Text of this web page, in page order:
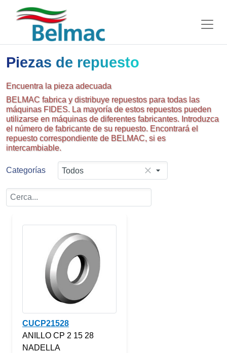
Piezas de repuesto
Encuentra la pieza adecuada
BELMAC fabrica y distribuye repuestos para todas las
máquinas FIDES. La mayoría de estos repuestos pueden
utilizarse en máquinas de diferentes fabricantes. Introduzca
el número de fabricante de su repuesto. Encontrará el
repuesto correspondiente de BELMAC, si es
intercambiable.
Categorías Todos
CUCP21528
ANILLO CP 2 15 28
NADELLA